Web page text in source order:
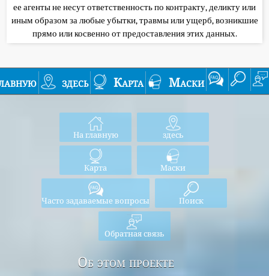
ее агенты не несут ответственность по контракту, деликту или
иным образом за любые убытки, травмы или ущерб, возникшие
прямо или косвенно от предоставления этих данных.
здесь Карта Маски
На главную здесь
Карта Маски
Часто задаваемые вопросы Поиск
Обратная связь
Об этом проекте